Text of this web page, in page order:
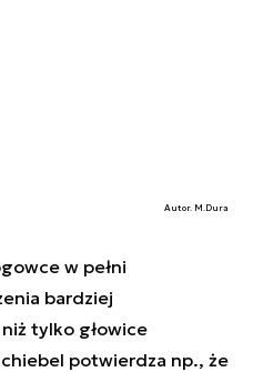
Autor. M.Dura
w pełni
bardziej
tylko głowice
potwierdza np., że